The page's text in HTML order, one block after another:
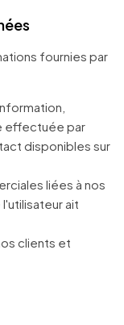
fournies par
effectuée par
disponibles sur
liées à nos
ait
clients et